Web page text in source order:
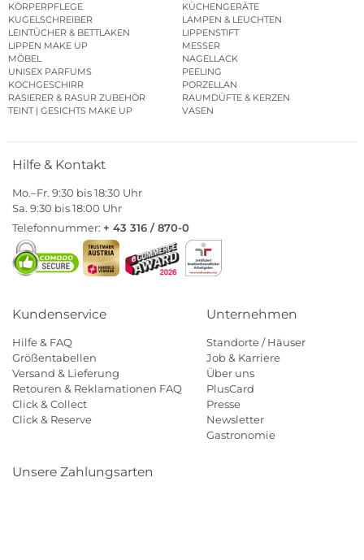
KÖRPERPFLEGE
KÜCHENGERÄTE
KUGELSCHREIBER
LAMPEN & LEUCHTEN
LEINTÜCHER & BETTLAKEN
LIPPENSTIFT
LIPPEN MAKE UP
MESSER
MÖBEL
NAGELLACK
UNISEX PARFUMS
PEELING
KOCHGESCHIRR
PORZELLAN
RASIERER & RASUR ZUBEHÖR
RAUMDÜFTE & KERZEN
TEINT | GESICHTS MAKE UP
VASEN
Hilfe & Kontakt
Mo.–Fr. 9:30 bis 18:30 Uhr
Sa. 9:30 bis 18:00 Uhr
Telefonnummer: + 43 316 / 870-0
Kundenservice
Hilfe & FAQ
Größentabellen
Versand & Lieferung
Retouren & Reklamationen FAQ
Click & Collect
Click & Reserve
Unternehmen
Standorte / Häuser
Job & Karriere
Über uns
PlusCard
Presse
Newsletter
Gastronomie
Unsere Zahlungsarten